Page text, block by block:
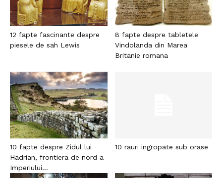
12 fapte fascinante despre
piesele de sah Lewis
8 fapte despre tabletele
Vindolanda din Marea
Britanie romana
10 fapte despre Zidul lui
Hadrian, frontiera de nord a
Imperiului...
10 rauri ingropate sub orase